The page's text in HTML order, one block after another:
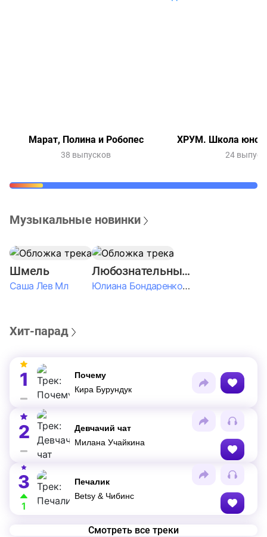
Марат, Полина и Робопес
38 выпусков
ХРУМ. Школа
24
Музыкальные новинки
Шмель
Саша Лев Мл
Любознательные Дети
Юлиана Бондаренко & Амелия Колпакова & Егор Егоров & Валерия Шевченко & Ксюша Косичкина
Хит-парад
1
Почему
Кира Бурундук
2
Девчачий чат
Милана Учайкина
3
1
Печалик
Betsy & Чибинс
Смотреть все треки